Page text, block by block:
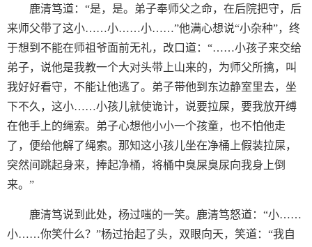
鹿清笃道：“是，是。弟子奉师父之命，在后院把守，后
来师父带了这小……小……小……”他满心想说“小杂种”，终
于想到不能在师祖爷面前无礼，改口道：“……小孩子来交给
弟子，说他是我教一个大对头带上山来的，为师父所擒，叫
我好好看守，不能让他逃了。弟子带他到东边静室里去，坐
下不久，这小……小孩儿就使诡计，说要拉屎，要我放开缚
在他手上的绳索。弟子心想他小小一个孩童，也不怕他走
了，便给他解了绳索。那知这小孩儿坐在净桶上假装拉屎，
突然间跳起身来，捧起净桶，将桶中臭屎臭尿向我身上倒
来。”
鹿清笃说到此处，杨过嗤的一笑。鹿清笃怒道：“小……
小……你笑什么？”杨过抬起了头，双眼向天，笑道：“我自